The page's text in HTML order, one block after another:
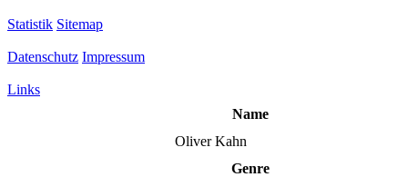
Statistik Sitemap
Datenschutz Impressum
Links
Name
Oliver Kahn
Genre